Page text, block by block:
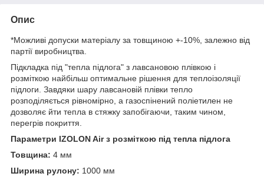
Опис
*Можливі допуски матеріалу за товщиною +-10%, залежно від
партії виробництва.
Підкладка під "тепла підлога" з лавсановою плівкою і
розміткою найбільш оптимальне рішення для теплоізоляції
підлоги. Завдяки шару лавсановій плівки тепло
розподіляється рівномірно, а газоспінений поліетилен не
дозволяє йти тепла в стяжку запобігаючи, таким чином,
перегрів покриття.
Параметри IZOLON Air з розміткою під тепла підлога
Товщина: 4 мм
Ширина рулону: 1000 мм